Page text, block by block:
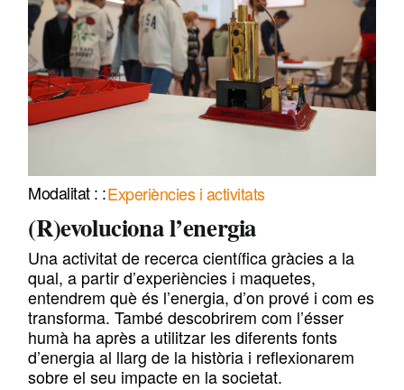
Experiències i activitats
(R)evoluciona l’energia
Una activitat de recerca científica gràcies a la
qual, a partir d’experiències i maquetes,
entendrem què és l’energia, d’on prové i com es
transforma. També descobrirem com l’ésser
humà ha après a utilitzar les diferents fonts
d’energia al llarg de la història i reflexionarem
sobre el seu impacte en la societat.